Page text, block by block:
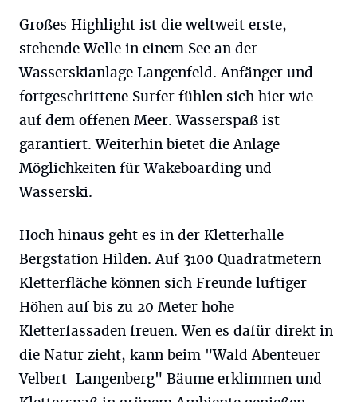
Großes Highlight ist die weltweit erste,
stehende Welle in einem See an der
Wasserskianlage Langenfeld. Anfänger und
fortgeschrittene Surfer fühlen sich hier wie
auf dem offenen Meer. Wasserspaß ist
garantiert. Weiterhin bietet die Anlage
Möglichkeiten für Wakeboarding und
Wasserski.
Hoch hinaus geht es in der Kletterhalle
Bergstation Hilden. Auf 3100 Quadratmetern
Kletterfläche können sich Freunde luftiger
Höhen auf bis zu 20 Meter hohe
Kletterfassaden freuen. Wen es dafür direkt in
die Natur zieht, kann beim "Wald Abenteuer
Velbert-Langenberg" Bäume erklimmen und